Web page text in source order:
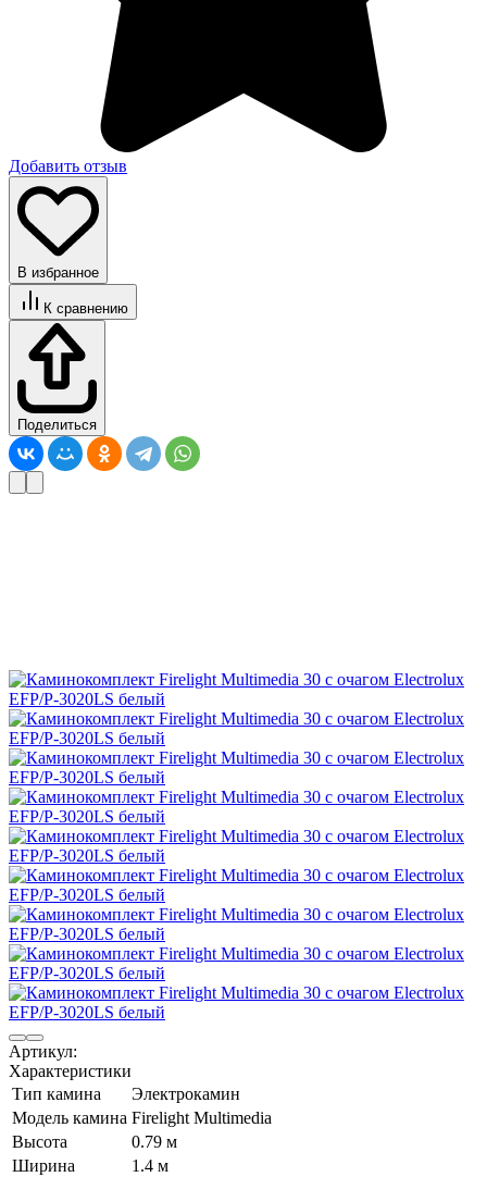
Добавить отзыв
В избранное
К сравнению
Поделиться
Артикул:
Характеристики
Тип камина
Электрокамин
Модель камина Firelight Multimedia
Высота
0.79 м
Ширина
1.4 м